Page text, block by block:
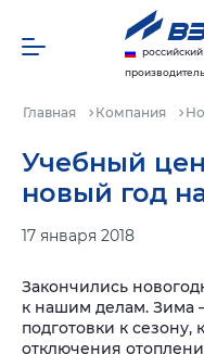
российский
производитель
Главная Компания
Учебный
новый год
17 января 2018
Закончились
к нашим делам. Зима
подготовки к сезону,
отключения